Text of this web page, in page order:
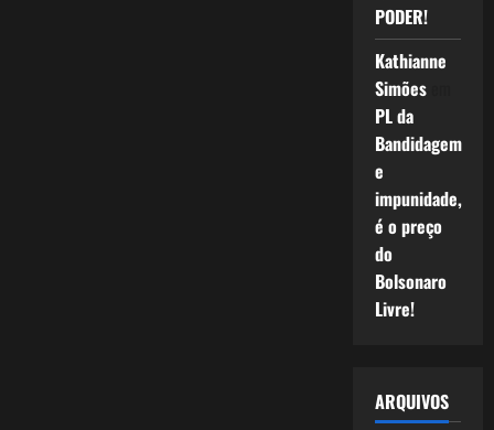
PODER!
Kathianne
Simõesem
PL da
Bandidagem
e
impunidade,
é o preço
do
Bolsonaro
Livre!
ARQUIVOS